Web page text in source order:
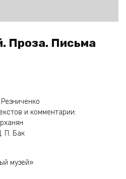
Проза. Письма
и комментарии:
П. Бак
музей»